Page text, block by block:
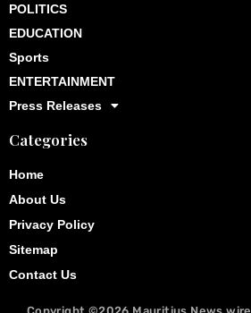
POLITICS
EDUCATION
Sports
ENTERTAINMENT
Press Releases
Categories
Home
About Us
Privacy Policy
Sitemap
Contact Us